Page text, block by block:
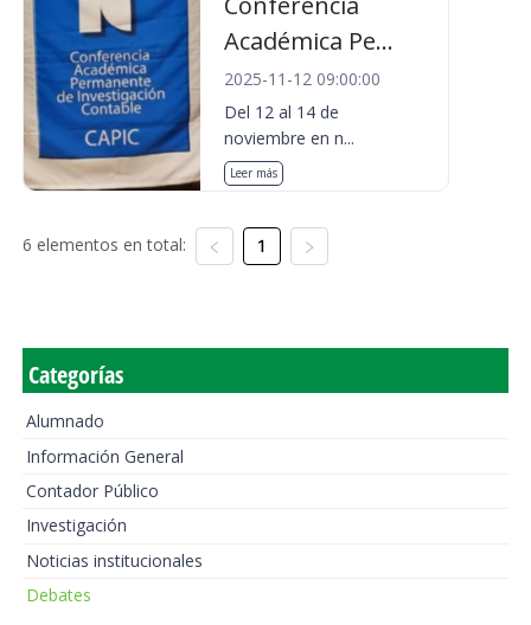
Académica Pe...
2025-11-12 09:00:00
Del 12 al 14 de
noviembre en n...
Leer más
6 elementos en total: 1
Categorías
Alumnado
Información General
Contador Público
Investigación
Noticias institucionales
Debates